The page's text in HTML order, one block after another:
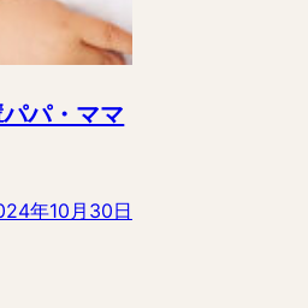
パ・ママ
年10月30日